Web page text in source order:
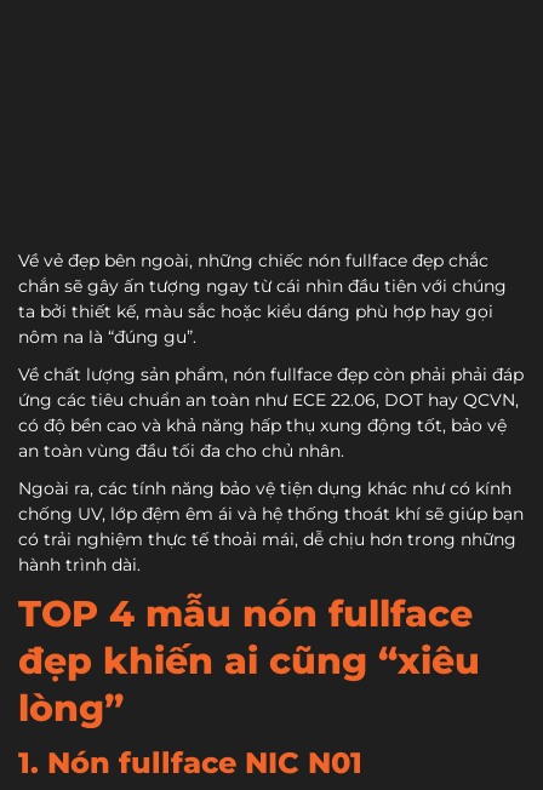
Về vẻ đẹp bên ngoài, những chiếc nón fullface đẹp chắc
chắn sẽ gây ấn tượng ngay từ cái nhìn đầu tiên với chúng
ta bởi thiết kế, màu sắc hoặc kiểu dáng phù hợp hay gọi
nôm na là “đúng gu”.
Về chất lượng sản phẩm, nón fullface đẹp còn phải phải đáp
ứng các tiêu chuẩn an toàn như ECE 22.06, DOT hay QCVN,
có độ bền cao và khả năng hấp thụ xung động tốt, bảo vệ
an toàn vùng đầu tối đa cho chủ nhân.
Ngoài ra, các tính năng bảo vệ tiện dụng khác như có kính
chống UV, lớp đệm êm ái và hệ thống thoát khí sẽ giúp bạn
có trải nghiệm thực tế thoải mái, dễ chịu hơn trong những
hành trình dài.
TOP 4 mẫu nón fullface
đẹp khiến ai cũng “xiêu
lòng”
1. Nón fullface NIC N01